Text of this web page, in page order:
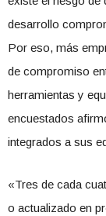
desarrollo
Por eso, más
de compromiso
herramientas y
encuestados
integrados a sus
«Tres de cada
o actualizado en